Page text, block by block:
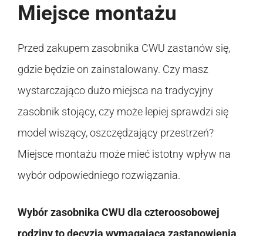
Miejsce montażu
Przed zakupem zasobnika CWU zastanów się,
gdzie będzie on zainstalowany. Czy masz
wystarczająco dużo miejsca na tradycyjny
zasobnik stojący, czy może lepiej sprawdzi się
model wiszący, oszczędzający przestrzeń?
Miejsce montażu może mieć istotny wpływ na
wybór odpowiedniego rozwiązania.
Wybór zasobnika CWU dla czteroosobowej
rodziny to decyzja wymagająca zastanowienia